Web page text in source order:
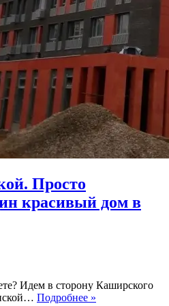
Просто
красивый дом в
Идем в сторону Каширского
Подробнее »